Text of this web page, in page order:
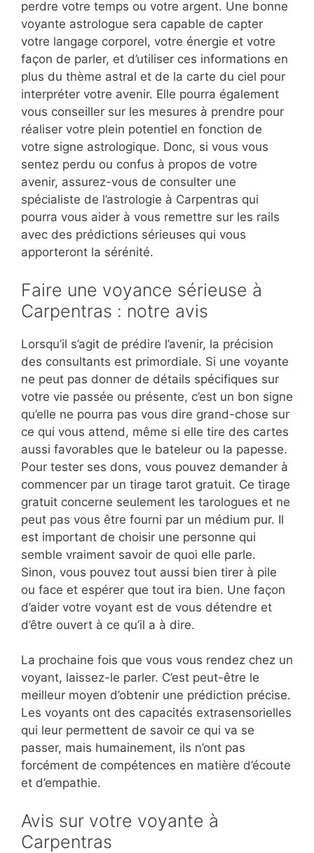
perdre votre temps ou votre argent. Une bonne
voyante astrologue sera capable de capter
votre langage corporel, votre énergie et votre
façon de parler, et d’utiliser ces informations en
plus du thème astral et de la carte du ciel pour
interpréter votre avenir. Elle pourra également
vous conseiller sur les mesures à prendre pour
réaliser votre plein potentiel en fonction de
votre signe astrologique. Donc, si vous vous
sentez perdu ou confus à propos de votre
avenir, assurez-vous de consulter une
spécialiste de l’astrologie à Carpentras qui
pourra vous aider à vous remettre sur les rails
avec des prédictions sérieuses qui vous
apporteront la sérénité.
Faire une voyance sérieuse à
Carpentras : notre avis
Lorsqu’il s’agit de prédire l’avenir, la précision
des consultants est primordiale. Si une voyante
ne peut pas donner de détails spécifiques sur
votre vie passée ou présente, c’est un bon signe
qu’elle ne pourra pas vous dire grand-chose sur
ce qui vous attend, même si elle tire des cartes
aussi favorables que le bateleur ou la papesse.
Pour tester ses dons, vous pouvez demander à
commencer par un tirage tarot gratuit. Ce tirage
gratuit concerne seulement les tarologues et ne
peut pas vous être fourni par un médium pur. Il
est important de choisir une personne qui
semble vraiment savoir de quoi elle parle.
Sinon, vous pouvez tout aussi bien tirer à pile
ou face et espérer que tout ira bien. Une façon
d’aider votre voyant est de vous détendre et
d’être ouvert à ce qu’il a à dire.
La prochaine fois que vous vous rendez chez un
voyant, laissez-le parler. C’est peut-être le
meilleur moyen d’obtenir une prédiction précise.
Les voyants ont des capacités extrasensorielles
qui leur permettent de savoir ce qui va se
passer, mais humainement, ils n’ont pas
forcément de compétences en matière d’écoute
et d’empathie.
Avis sur votre voyante à
Carpentras